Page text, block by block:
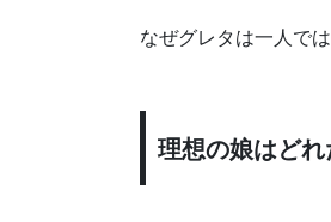
なぜグレタは一人で
理想の娘はど